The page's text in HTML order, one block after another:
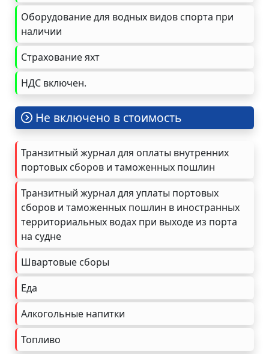
Оборудование для водных видов спорта при
наличии
Страхование яхт
НДС включен.
Не включено в стоимость
Транзитный журнал для оплаты внутренних
портовых сборов и таможенных пошлин
Транзитный журнал для уплаты портовых
сборов и таможенных пошлин в иностранных
территориальных водах при выходе из порта
на судне
Швартовые сборы
Еда
Алкогольные напитки
Топливо